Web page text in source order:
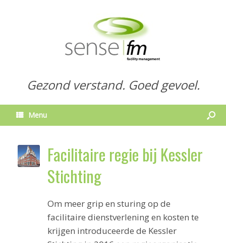
Gezond verstand. Goed gevoel.
Menu
Facilitaire regie bij Kessler
Stichting
Om meer grip en sturing op de
facilitaire dienstverlening en kosten te
krijgen introduceerde de Kessler